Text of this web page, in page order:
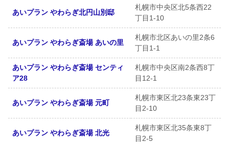
あいプラン やわらぎ北円山別邸
札幌市中央区北5条西22
丁目1-10
あいプラン やわらぎ斎場 あいの里
札幌市北区あいの里2条6
丁目1-1
あいプラン やわらぎ斎場 センティ
ア28
札幌市中央区南2条西8丁
目12-1
あいプラン やわらぎ斎場 元町
札幌市東区北23条東23丁
目2-10
あいプラン やわらぎ斎場 北光
札幌市東区北35条東8丁
目2-5